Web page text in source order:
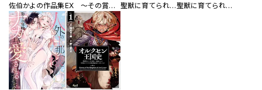
佐伯かよの作品集 EX ～その賞金稼ぎは、世界の出口を探す～【単行本版】 聖獣に育てられた少年の異世界ゆるり放浪記～神様からもらったチート魔法で、仲間たちとスローライフを満喫中～ 聖獣に育てられた少年の異世界ゆるり放浪記～神様からもらったチート魔法で、仲間たちとスローライフを満喫中～【分冊版】